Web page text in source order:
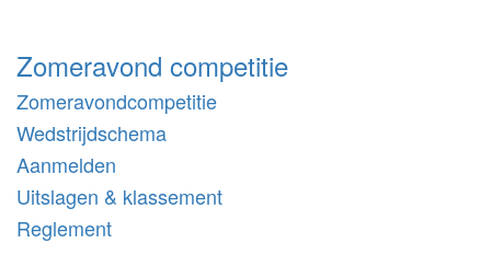
Zomeravond competitie
Zomeravondcompetitie
Wedstrijdschema
Aanmelden
Uitslagen & klassement
Reglement